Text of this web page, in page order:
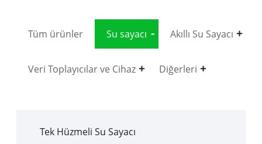
Tüm ürünler Su sayacı Akıllı Su Sayacı
Veri Toplayıcılar ve Cihaz Diğerleri
Tek Hüzmeli Su Sayacı